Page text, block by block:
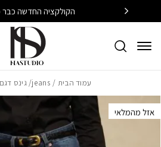
Skip to Content הקולקציה החדשה כבר
עמוד הבית /
jeans/ גינס דגם 1911-כחול
אזל מהמלאי
בחזרה למעלה